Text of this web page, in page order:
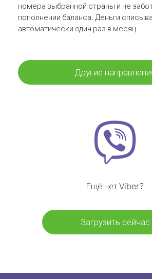
номера выбранной страны и не
пополнении баланса. Деньги
автоматически один раз в месяц
Другие
Ещё нет Viber?
Загрузить сейчас